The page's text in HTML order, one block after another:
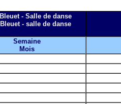
- Salle de danse
- salle de danse
Semaine
Mois